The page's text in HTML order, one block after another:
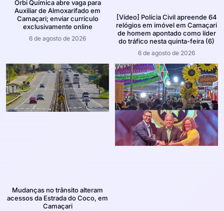
Orbi Química abre vaga para
Auxiliar de Almoxarifado em
Camaçari; enviar currículo
exclusivamente online
6 de agosto de 2026
[Vídeo] Polícia Civil apreende 64
relógios em imóvel em Camaçari
de homem apontado como líder
do tráfico nesta quinta-feira (6)
6 de agosto de 2026
Mudanças no trânsito alteram
acessos da Estrada do Coco, em
Camaçari